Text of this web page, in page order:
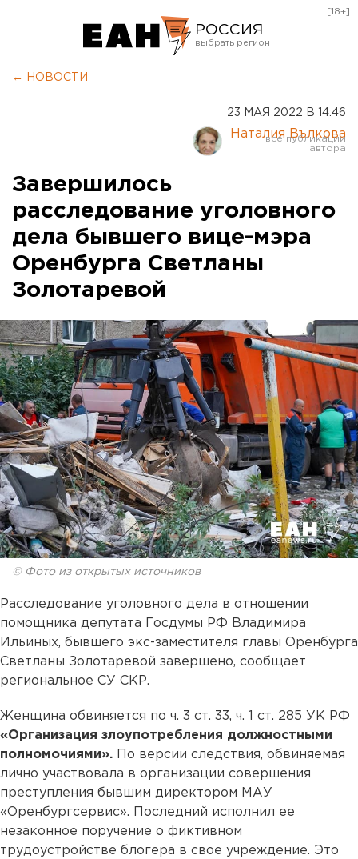
РОССИЯ
Курган
Оренбург
[18+]
← НОВОСТИ
23 МАЯ 2022 В 14:46
Наталия Вълкова
Завершилось
расследование уголовного
дела бывшего вице-мэра
Оренбурга Светланы
Золотаревой
© Фото из открытых источников
Расследование уголовного дела в отношении
помощника депутата Госдумы РФ Владимира
Ильиных, бывшего экс-заместителя главы Оренбурга
Светланы Золотаревой завершено, сообщает
региональное СУ СКР.
Женщина обвиняется по ч. 3 ст. 33, ч. 1 ст. 285 УК РФ
«Организация злоупотребления должностными
полномочиями».
По версии следствия, обвиняемая
лично участвовала в организации совершения
преступления бывшим директором МАУ
«Оренбургсервис». Последний исполнил ее
незаконное поручение о фиктивном
трудоустройстве блогера в свое учреждение. Это